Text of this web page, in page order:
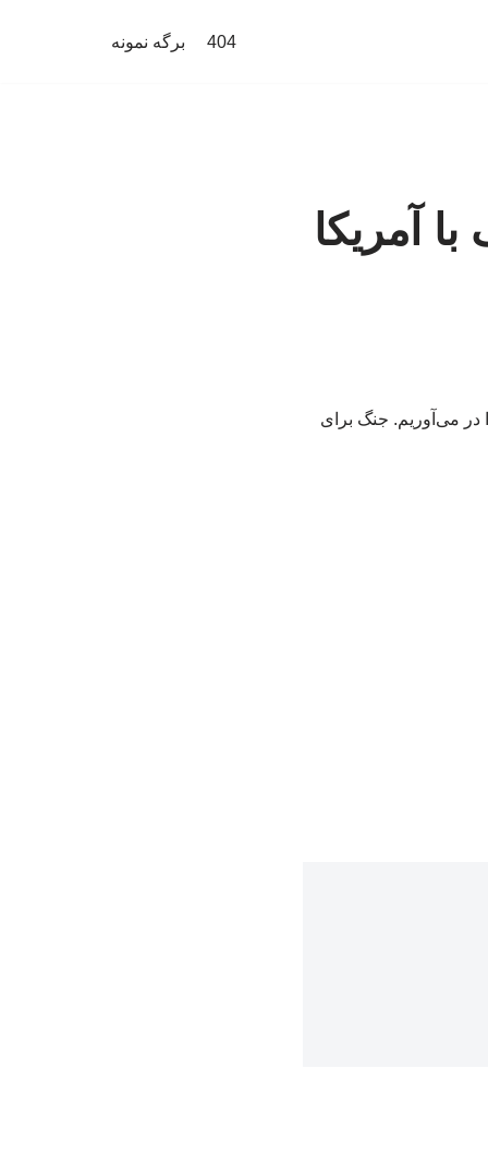
404 برگه نمونه
آمریکا
در می‌آوریم. جنگ برای